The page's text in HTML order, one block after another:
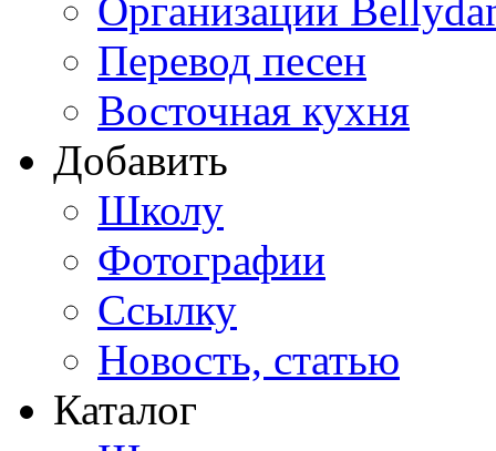
Организации
Перевод песен
Восточная кухня
Добавить
Школу
Фотографии
Ссылку
Новость, статью
Каталог